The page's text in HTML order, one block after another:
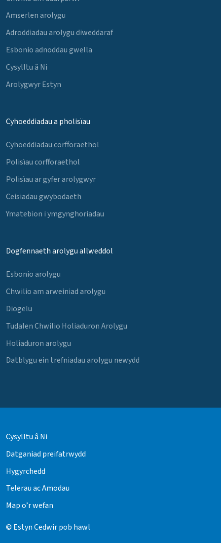
Amserlen arolygu
Adroddiadau arolygu diweddaraf
Esbonio adnoddau gwella
Cysylltu â Ni
Arolygwyr Estyn
Cyhoeddiadau a pholisïau
Cyhoeddiadau corfforaethol
Polisïau corfforaethol
Polisïau ar gyfer arolygwyr
Ceisiadau gwybodaeth
Ymatebion i ymgynghoriadau
Dogfennaeth arolygu allweddol
Esbonio arolygu
Chwilio am arweiniad arolygu
Diogelu
Tudalen Chwilio Holiaduron Arolygu
Holiaduron arolygu
Datblygu ein trefniadau arolygu newydd
Cysylltu â Ni
Datganiad preifatrwydd
Hygyrchedd
Telerau ac Amodau
Map o’r wefan
© Estyn Cedwir pob hawl